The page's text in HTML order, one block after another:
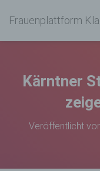
Frauenplattform
Kärntner
Veröffentlicht